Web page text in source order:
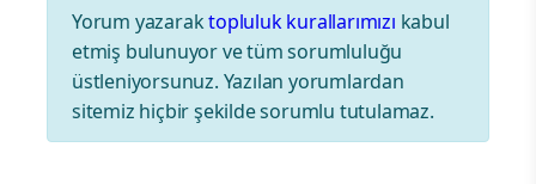
Yorum yazaraktopluluk kurallarımızı kabul
etmiş bulunuyor ve tüm sorumluluğu
üstleniyorsunuz. Yazılan yorumlardan
sitemiz hiçbir şekilde sorumlu tutulamaz.